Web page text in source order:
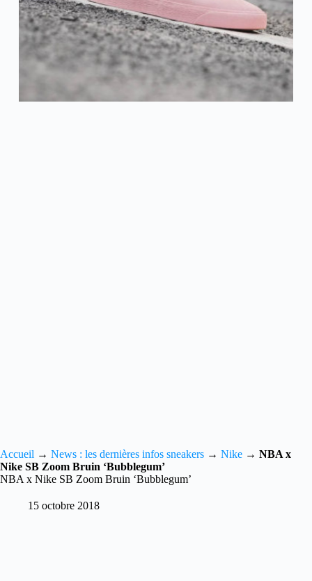
Accueil → News : les dernières infos sneakers → Nike → NBA x
Nike SB Zoom Bruin ‘Bubblegum’
NBA x Nike SB Zoom Bruin ‘Bubblegum’
15 octobre 2018